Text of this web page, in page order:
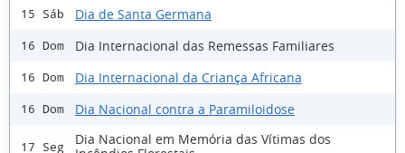
15 Sáb Dia de Santa Germana
16 Dom Dia Internacional das Remessas Familiares
16 Dom Dia Internacional da Criança Africana
16 Dom Dia Nacional contra a Paramiloidose
17 Seg
Dia Nacional em Memória das Vítimas dos